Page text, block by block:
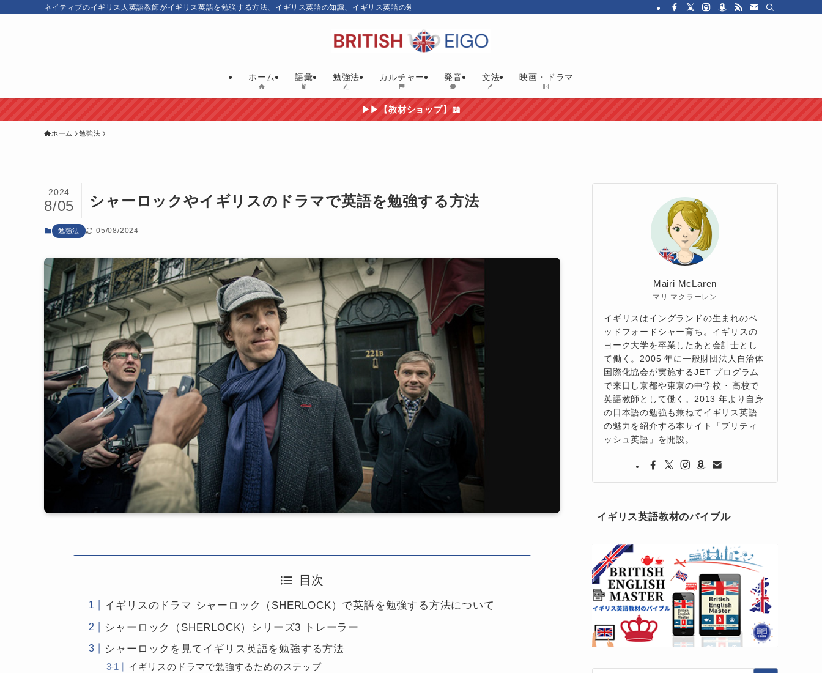
ネイティブのイギリス人英語教師がイギリス英語を勉強する方法、イギリス英語の知識、イギリス英語の勉強にお勧めの英語教材やイギリス映画・ドラマを紹介しています。イギリス人の性格や国民性、イギリスのカルチャ
ホーム 語彙 勉強法 カルチャー 発音 文法 映画・ドラマ
▶▶【教材ショップ】📖
ホーム 勉強法
シャーロックやイギリスのドラマで英語を勉強する方法
2024
8/05
勉強法 05/08/2024
目次
イギリスのドラマ シャーロック（SHERLOCK）で英語を勉強する方法について
シャーロック（SHERLOCK）シリーズ3 トレーラー
シャーロックを見てイギリス英語を勉強する方法
イギリスのドラマで勉強するためのステップ
Mairi McLaren
マリ マクラーレン
イギリスはイングランドの生まれのベ
ッドフォードシャー育ち。イギリスの
ヨーク大学を卒業したあと会計士とし
て働く。2005 年に一般財団法人自治体
国際化協会が実施するJET プログラム
で来日し京都や東京の中学校 ･ 高校で
英語教師として働く。2013 年より自身
の日本語の勉強も兼ねてイギリス英語
の魅力を紹介する本サイト「ブリティ
ッシュ英語」を開設。
イギリス英語教材のバイブル